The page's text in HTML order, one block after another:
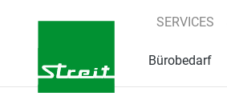
Zur Hauptnavigation springen
SERVICES
Bürobedarf